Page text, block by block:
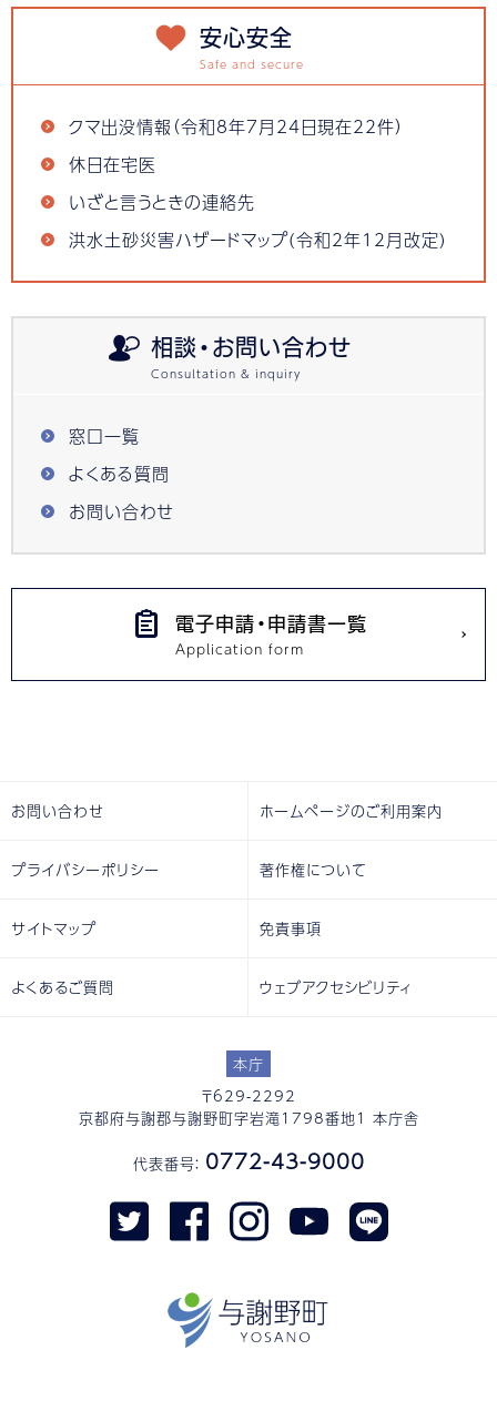
安心安全
クマ出没情報（令和8年7月24日現在22件）
休日在宅医
いざと言うときの連絡先
洪水土砂災害ハザードマップ(令和2年12月改定)
相談・お問い合わせ
窓口一覧
よくある質問
お問い合わせ
電子申請・申請書一覧
本庁
〒629-2292
京都府与謝郡与謝野町字岩滝1798番地1 本庁舎
代表番号： 0772-43-9000
お問い合わせ ホームページのご利用案内
プライバシーポリシー 著作権について
サイトマップ 免責事項
よくあるご質問 ウェブアクセシビリティ